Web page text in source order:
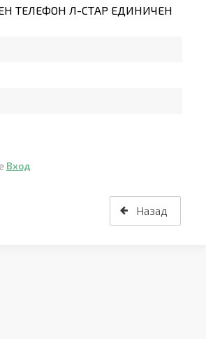
ТЕЛЕФОН Л-СТАР ЕДИНИЧЕН
Вход
Назад